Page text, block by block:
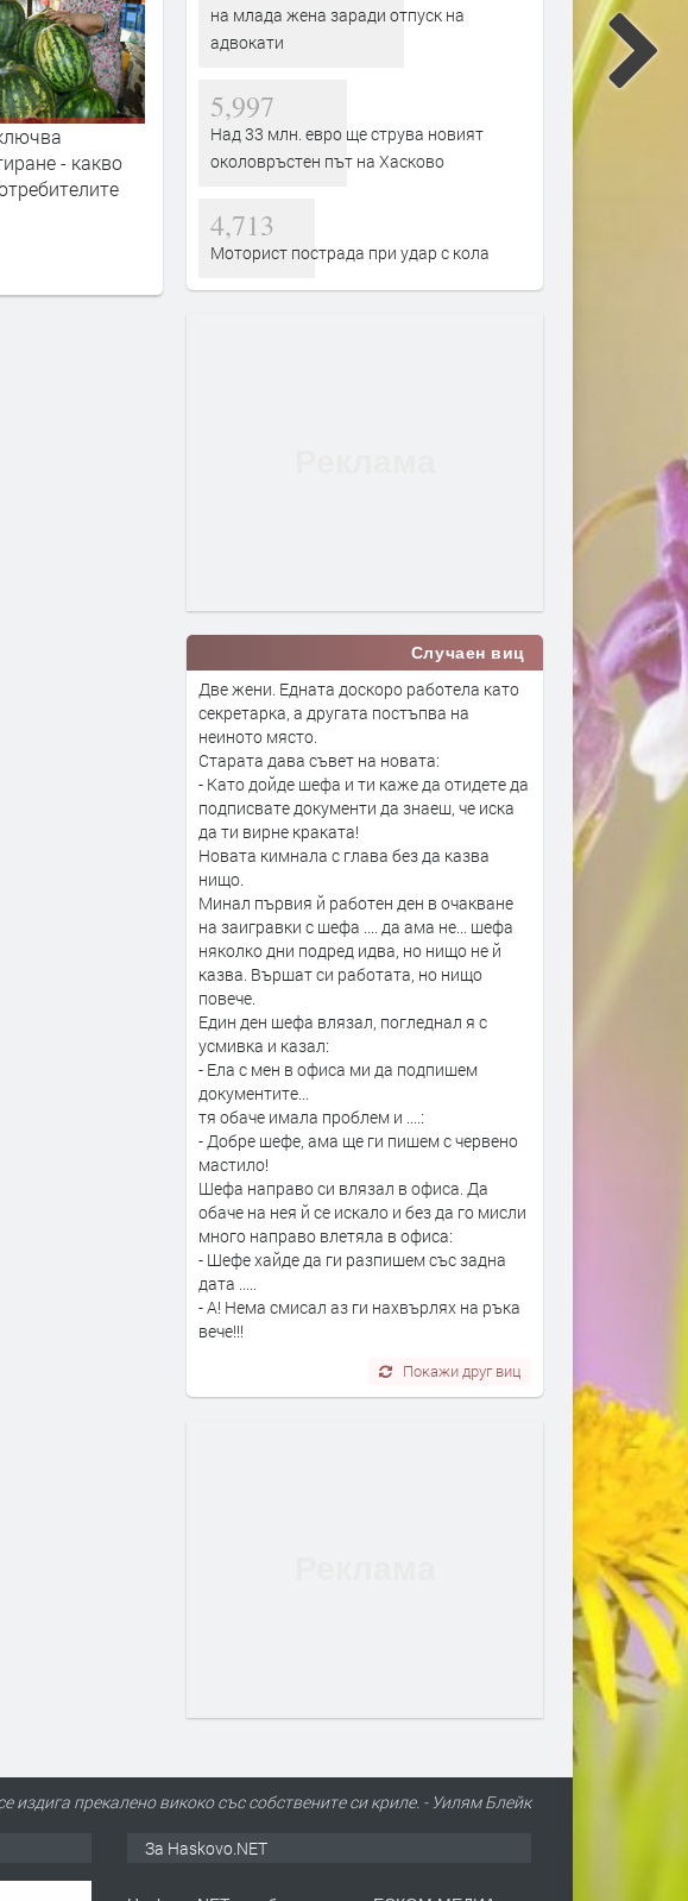
- какво
Млад пилот напуска ВВС със
скандално обръщение към
преди 1 ден
В Европа се диша по-чист
въздух, но климатът
на млада жена заради отпуск на
адвокати
5,997
Над 33 млн. евро ще струва новият
околовръстен път на Хасково
4,713
Моторист пострада при удар с кола
Случаен виц
Две жени. Едната доскоро работела като
секретарка, а другата постъпва на
неиното място.
Старата дава съвет на новата:
- Като дойде шефа и ти каже да отидете да
подписвате документи да знаеш, че иска
да ти вирне краката!
Новата кимнала с глава без да казва
нищо.
Минал първия й работен ден в очакване
на заигравки с шефа .... да ама не... шефа
няколко дни подред идва, но нищо не й
казва. Вършат си работата, но нищо
повече.
Един ден шефа влязал, погледнал я с
усмивка и казал:
- Ела с мен в офиса ми да подпишем
документите...
тя обаче имала проблем и ....:
- Добре шефе, ама ще ги пишем с червено
мастило!
Шефа направо си влязал в офиса. Да
обаче на нея й се искало и без да го мисли
много направо влетяла в офиса:
- Шефе хайде да ги разпишем със задна
дата .....
- А! Нема смисал аз ги нахвърлях на ръка
вече!!!
Покажи друг виц
издига прекалено викоко със собствените си криле. - Уилям Блейк
За Haskovo.NET